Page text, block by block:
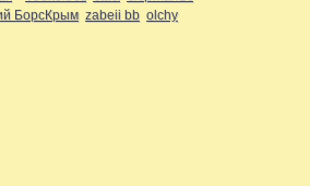
БорсКрым zabeii bb olchy